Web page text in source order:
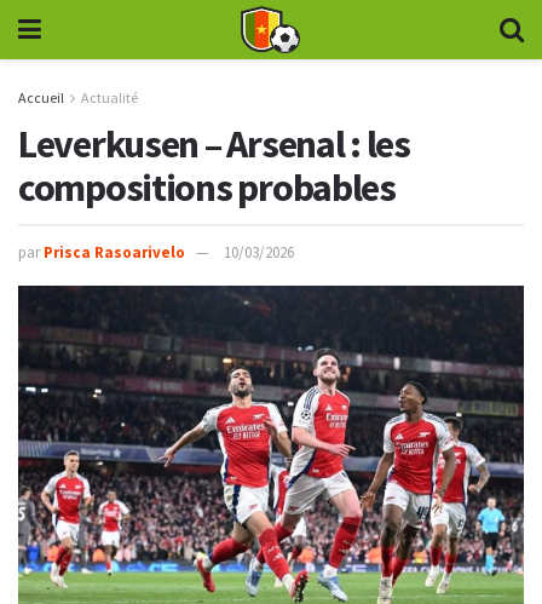
Accueil Actualité
Leverkusen – Arsenal : les
compositions probables
par Prisca Rasoarivelo 10/03/2026